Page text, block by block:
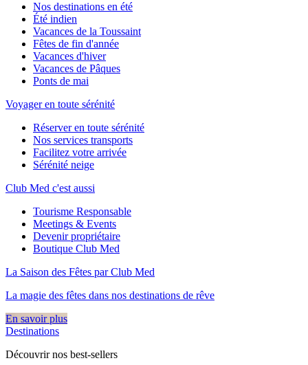
Nos destinations en été
Été indien
Vacances de la Toussaint
Fêtes de fin d'année
Vacances d'hiver
Vacances de Pâques
Ponts de mai
Voyager en toute sérénité
Réserver en toute sérénité
Nos services transports
Facilitez votre arrivée
Sérénité neige
Club Med c'est aussi
Tourisme Responsable
Meetings & Events
Devenir propriétaire
Boutique Club Med
La Saison des Fêtes par Club Med
La magie des fêtes dans nos destinations de rêve​
En savoir plus
Destinations
Découvrir nos best-sellers